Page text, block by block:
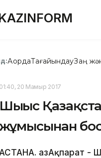
АқордаТағайындауЗаң
01:40, 20 Мамыр 2017
Шығыс
ҚазАқпарат -